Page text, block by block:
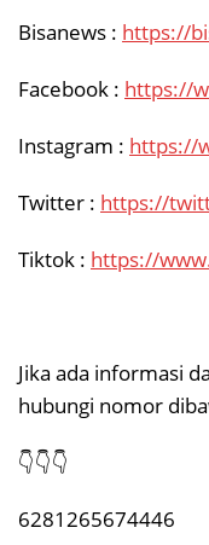
Bisanews : https://
Facebook : https://
Instagram : https://
Twitter : https://
Tiktok : https://
Jika ada informasi
hubungi nomor
👇👇👇
6281265674446